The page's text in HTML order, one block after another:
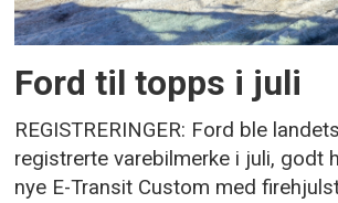
Ford til topps i juli
REGISTRERINGER: Ford ble
registrerte varebilmerke i juli, godt
nye E-Transit Custom med